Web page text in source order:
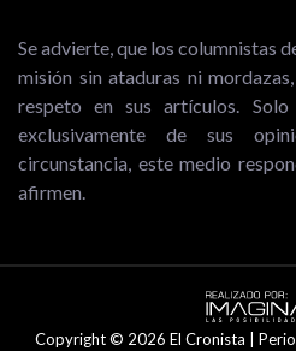
Se advierte, que los columnistas
misión sin ataduras ni
respeto en sus artículos. Solo
exclusivamente de sus
circunstancia, este medio
afirmen.
Copyright © 2026 El Cronista |